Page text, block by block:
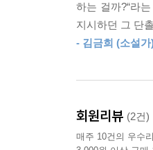
역병 Plague
옛 이야기 Old
생각해 보니 “To
많이 너무
적게. 말들은
모든 것을 말한다.
다시,
하는 걸까?“라
지시하던 그 단
- 김금희 (소설가
회원리뷰 (2건)
매주 10건의 우수